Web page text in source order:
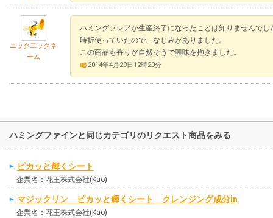
ニック二ックネ
ーム
ハミングフレアが生産終了になったことは知りませんでし
時折使っていたので、なじみがありました。
この商品も香りが自然そうで興味を抱きました。
2014年4月29日12時20分
ハミングファインと同じカテゴリのリクエスト商品をみる
ピカッと輝くシート
企業名：花王株式会社(Kao)
マジックリン ピカッと輝くシート クレンジング成分in
企業名：花王株式会社(Kao)